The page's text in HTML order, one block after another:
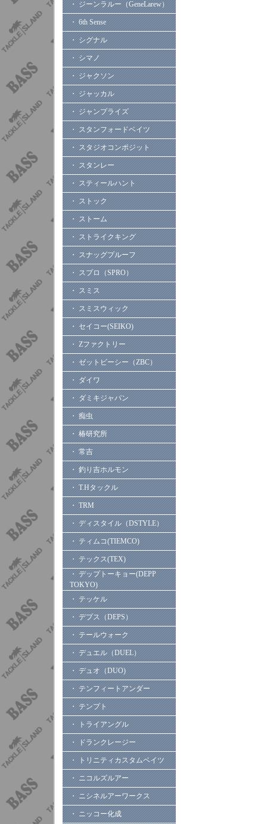
・ ジーンラルー（GeneLarew）
・ 6th Sense
・ シグナル
・ シマノ
・ ジャクソン
・ ジャッカル
・ ジャンプライズ
・ スタンフォードベイツ
・ スタジオコンポジット
・ スタンレー
・ スティールハント
・ ストック
・ ストーム
・ ストライクキング
・ スナッグプルーフ
・ スプロ（SPRO）
・ スミス
・ スミスウィック
・ セイコー(SEIKO)
・ Zファクトリー
・ ゼットビーシー（ZBC）
・ ダイワ
・ ダミキジャパン
・ 痴虫
・ 椿研究所
・ 常吉
・ 釣り吉ホルモン
・ T.Hタックル
・ TRM
・ ディスタイル（DSTYLE）
・ ティムコ(TIEMCO)
・ テックス(TEX)
・ デップトーキョー(DEPP
TOKYO)
・ テッケル
・ デプス（DEPS）
・ テールウォーク
・ デュエル（DUEL）
・ デュオ（DUO)
・ テンフィートアンダー
・ テンプト
・ トライアングル
・ ドランクレージー
・ トリニティカスタムベイツ
・ ニコルズルアー
・ ニシネルアーワークス
・ ニッコー化成